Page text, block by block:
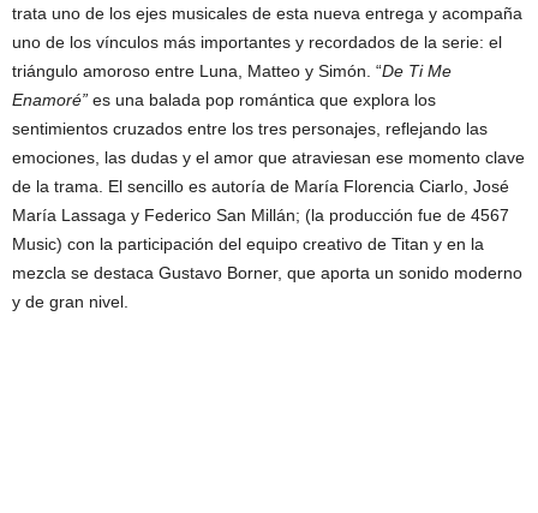
trata uno de los ejes musicales de esta nueva entrega y acompaña
uno de los vínculos más importantes y recordados de la serie: el
triángulo amoroso entre Luna, Matteo y Simón. “De Ti Me
Enamoré” es una balada pop romántica que explora los
sentimientos cruzados entre los tres personajes, reflejando las
emociones, las dudas y el amor que atraviesan ese momento clave
de la trama. El sencillo es autoría de María Florencia Ciarlo, José
María Lassaga y Federico San Millán; (la producción fue de 4567
Music) con la participación del equipo creativo de Titan y en la
mezcla se destaca Gustavo Borner, que aporta un sonido moderno
y de gran nivel.